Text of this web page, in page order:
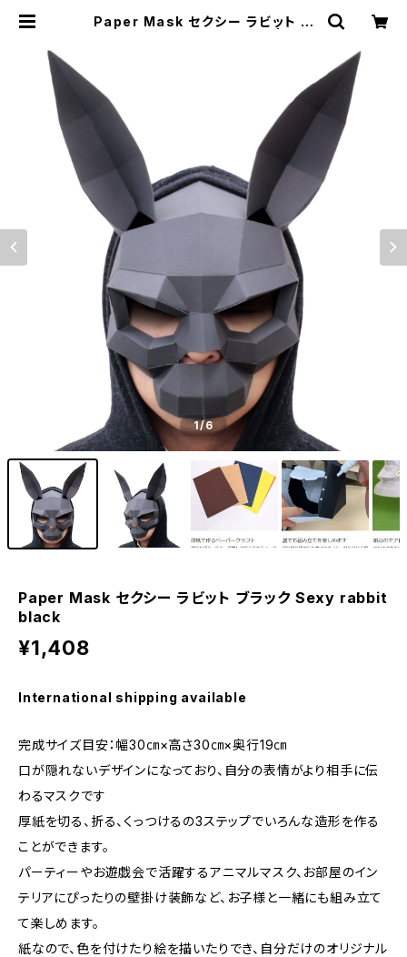
Paper Mask セクシー ラビット ブ
1/6
Paper Mask セクシー ラビット ブラック Sexy rabbit
black
¥1,408
International shipping available
完成サイズ目安：幅30㎝×高さ30㎝×奥行19㎝
口が隠れないデザインになっており、自分の表情がより相手に伝
わるマスクです
厚紙を切る、折る、くっつけるの3ステップでいろんな造形を作る
ことができます。
パーティーやお遊戯会で活躍するアニマルマスク、お部屋のイン
テリアにぴったりの壁掛け装飾など、お子様と一緒にも組み立て
て楽しめます。
紙なので、色を付けたり絵を描いたりでき、自分だけのオリジナル